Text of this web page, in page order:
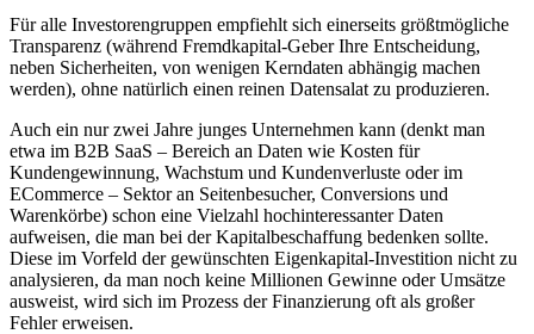
Für alle Investorengruppen empfiehlt sich einerseits größtmögliche
Transparenz (während Fremdkapital-Geber Ihre Entscheidung,
neben Sicherheiten, von wenigen Kerndaten abhängig machen
werden), ohne natürlich einen reinen Datensalat zu produzieren.
Auch ein nur zwei Jahre junges Unternehmen kann (denkt man
etwa im B2B SaaS – Bereich an Daten wie Kosten für
Kundengewinnung, Wachstum und Kundenverluste oder im
ECommerce – Sektor an Seitenbesucher, Conversions und
Warenkörbe) schon eine Vielzahl hochinteressanter Daten
aufweisen, die man bei der Kapitalbeschaffung bedenken sollte.
Diese im Vorfeld der gewünschten Eigenkapital-Investition nicht zu
analysieren, da man noch keine Millionen Gewinne oder Umsätze
ausweist, wird sich im Prozess der Finanzierung oft als großer
Fehler erweisen.